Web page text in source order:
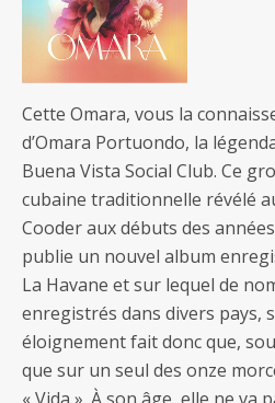
Cette Omara, vous la
d’Omara Portuondo, la
Buena Vista Social Club. Ce
cubaine traditionnelle révélé
Cooder aux débuts des
publie un nouvel album
La Havane et sur lequel de
enregistrés dans divers pays,
éloignement fait donc que,
que sur un seul des onze